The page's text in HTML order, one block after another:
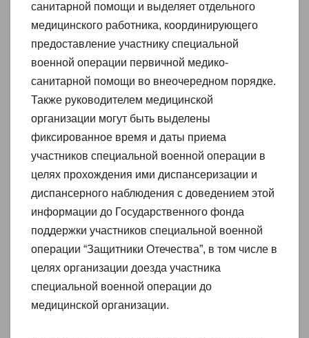
санитарной помощи и выделяет отдельного
медицинского работника, координирующего
предоставление участнику специальной
военной операции первичной медико-
санитарной помощи во внеочередном порядке.
Также руководителем медицинской
организации могут быть выделены
фиксированное время и даты приема
участников специальной военной операции в
целях прохождения ими диспансеризации и
диспансерного наблюдения с доведением этой
информации до Государственного фонда
поддержки участников специальной военной
операции “Защитники Отечества”, в том числе в
целях организации доезда участника
специальной военной операции до
медицинской организации.